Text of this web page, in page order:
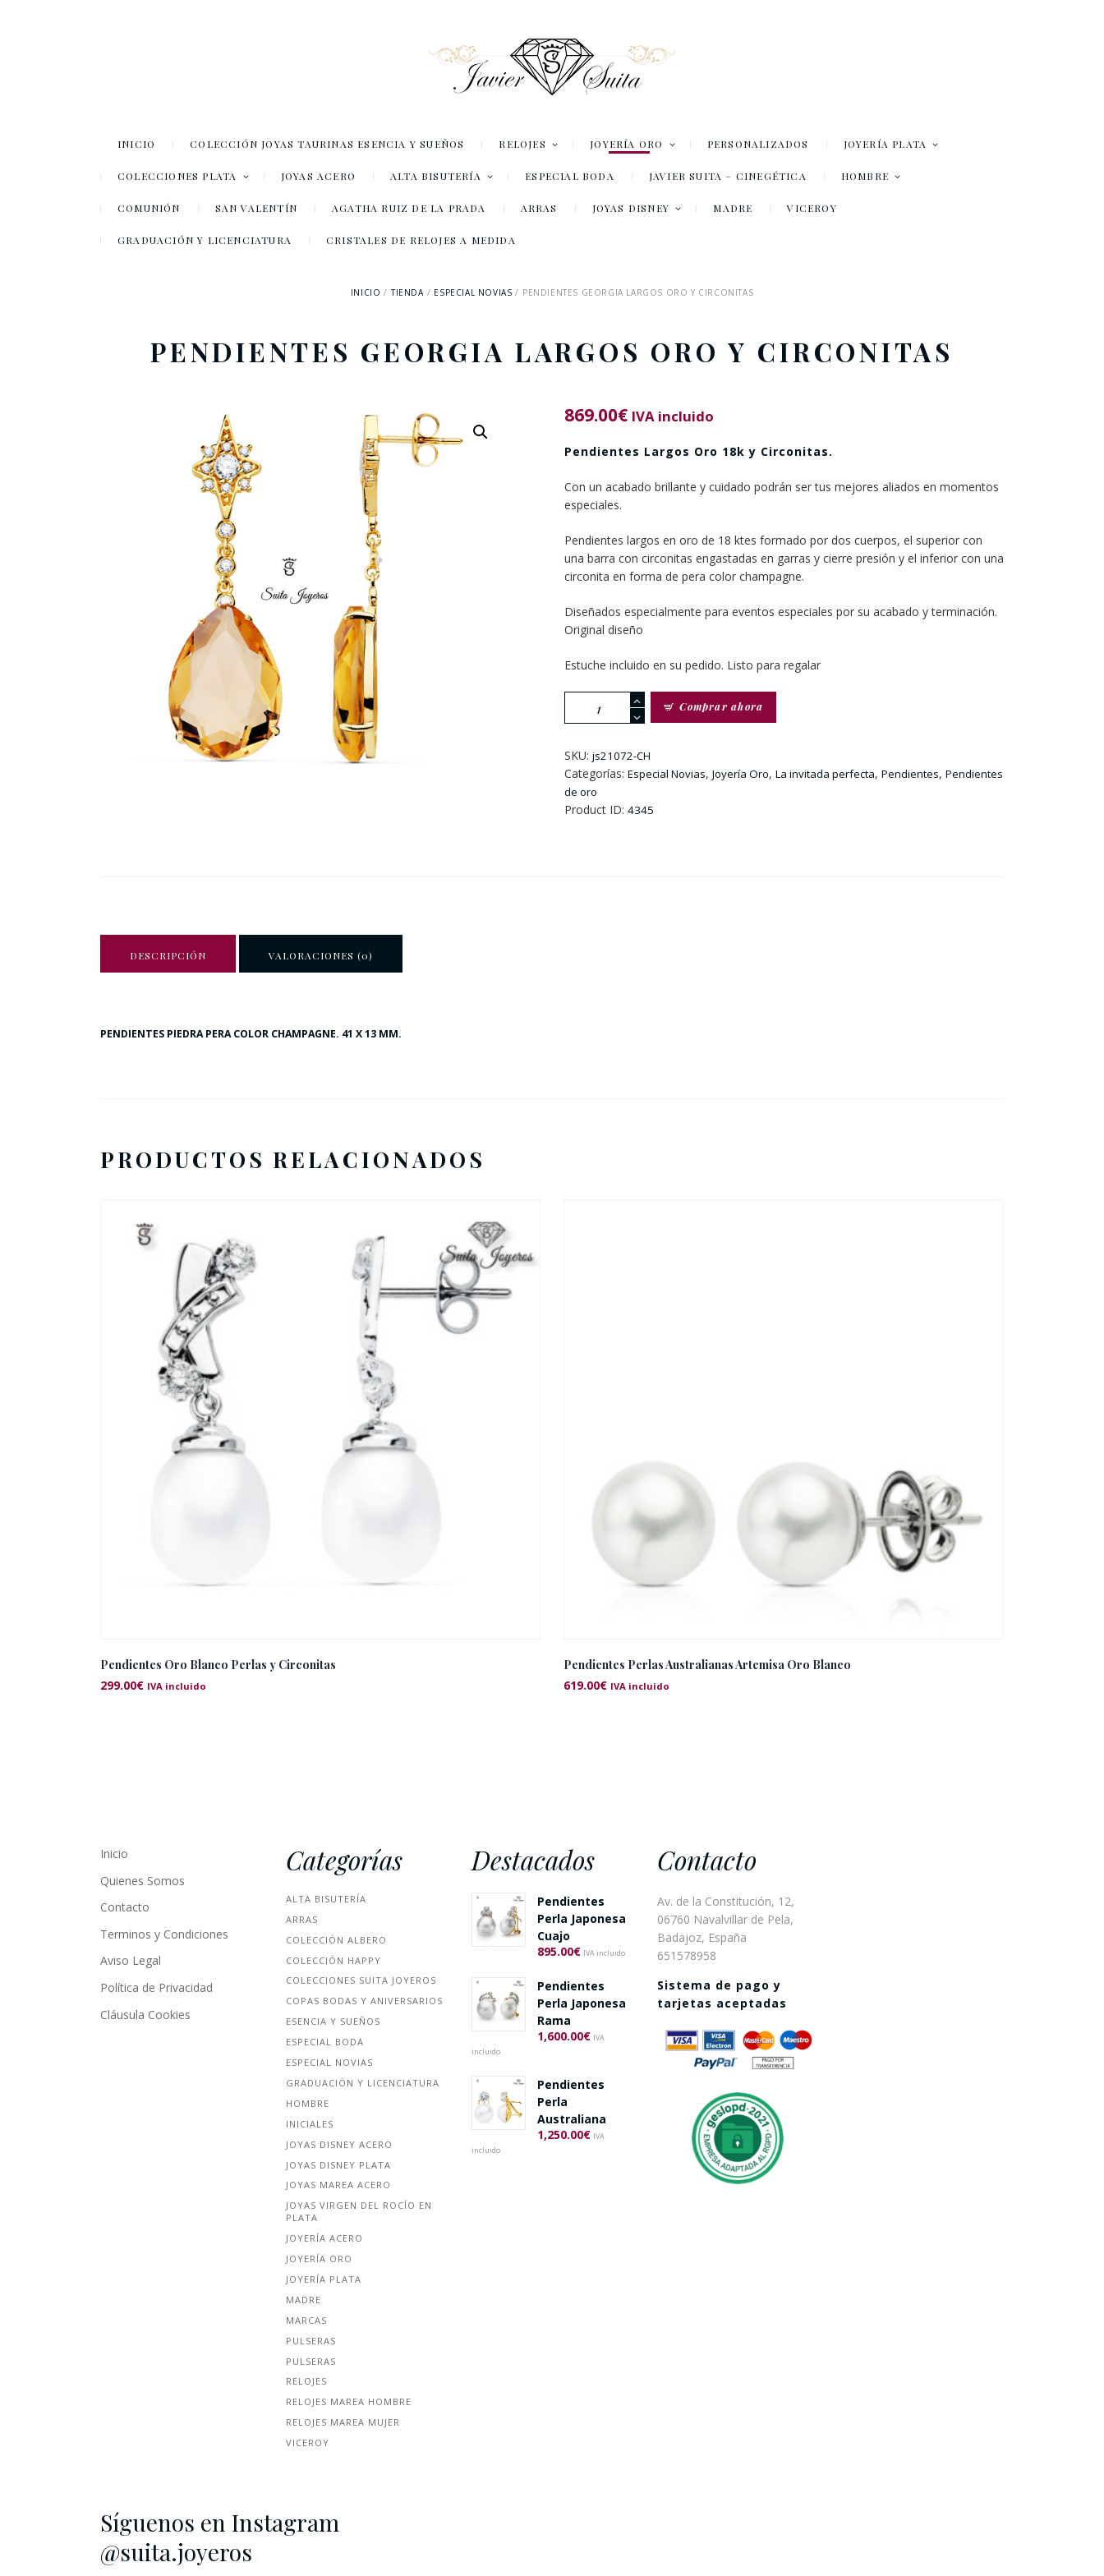
INICIO COLECCIÓN JOYAS TAURINAS ESENCIA Y SUEÑOS RELOJES JOYERÍA ORO PERSONALIZADOS JOYERÍA PLATA
COLECCIONES PLATA JOYAS ACERO ALTA BISUTERÍA ESPECIAL BODA JAVIER SUITA – CINEGÉTICA HOMBRE
COMUNIÓN SAN VALENTÍN AGATHA RUIZ DE LA PRADA ARRAS JOYAS DISNEY MADRE VICEROY
GRADUACIÓN Y LICENCIATURA CRISTALES DE RELOJES A MEDIDA
INICIO TIENDA ESPECIAL NOVIAS PENDIENTES GEORGIA LARGOS ORO Y CIRCONITAS
PENDIENTES GEORGIA LARGOS ORO Y CIRCONITAS
869.00€ IVA incluido
Pendientes Largos Oro 18k y Circonitas.
Con un acabado brillante y cuidado podrán ser tus mejores aliados en momentos
especiales.
Pendientes largos en oro de 18 ktes formado por dos cuerpos, el superior con
una barra con circonitas engastadas en garras y cierre presión y el inferior con una
circonita en forma de pera color champagne.
Diseñados especialmente para eventos especiales por su acabado y terminación.
Original diseño
Estuche incluido en su pedido. Listo para regalar
Georgia
Oro
y
Circonitas
cantidad
Comprar ahora
SKU: js21072-CH
Categorías: Especial Novias, Joyería Oro, La invitada perfecta, Pendientes, Pendientes
de oro
Product ID: 4345
DESCRIPCIÓN VALORACIONES (0)
PENDIENTES PIEDRA PERA COLOR CHAMPAGNE. 41 X 13 MM.
PRODUCTOS RELACIONADOS
Pendientes Oro Blanco Perlas y Circonitas
299.00€ IVA incluido
Pendientes Perlas Australianas Artemisa Oro Blanco
619.00€ IVA incluido
Inicio
Quienes Somos
Contacto
Terminos y Condiciones
Aviso Legal
Política de Privacidad
Cláusula Cookies
Categorías
ALTA BISUTERÍA
ARRAS
COLECCIÓN ALBERO
COLECCIÓN HAPPY
COLECCIONES SUITA JOYEROS
COPAS BODAS Y ANIVERSARIOS
ESENCIA Y SUEÑOS
ESPECIAL BODA
ESPECIAL NOVIAS
GRADUACIÓN Y LICENCIATURA
HOMBRE
INICIALES
JOYAS DISNEY ACERO
JOYAS DISNEY PLATA
JOYAS MAREA ACERO
JOYAS VIRGEN DEL ROCÍO EN
PLATA
JOYERÍA ACERO
JOYERÍA ORO
JOYERÍA PLATA
MADRE
MARCAS
PULSERAS
PULSERAS
RELOJES
RELOJES MAREA HOMBRE
RELOJES MAREA MUJER
VICEROY
Destacados
Pendientes
Perla Japonesa
Cuajo
895.00€ IVA incluido
Pendientes
Perla Japonesa
Rama
1,600.00€ IVA
incluido
Pendientes
Perla
Australiana
1,250.00€ IVA
incluido
Contacto
Av. de la Constitución, 12,
06760 Navalvillar de Pela,
Badajoz, España
651578958
Sistema de pago y
tarjetas aceptadas
Síguenos en Instagram
@suita.joyeros